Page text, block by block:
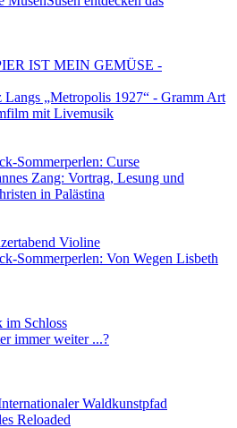
IST MEIN GEMÜSE -
Langs „Metropolis 1927“ - Gramm Art
mit Livemusik
Sommerperlen: Curse
Zang: Vortrag, Lesung und
in Palästina
Violine
Sommerperlen: Von Wegen Lisbeth
im Schloss
immer weiter ...?
Waldkunstpfad
Reloaded